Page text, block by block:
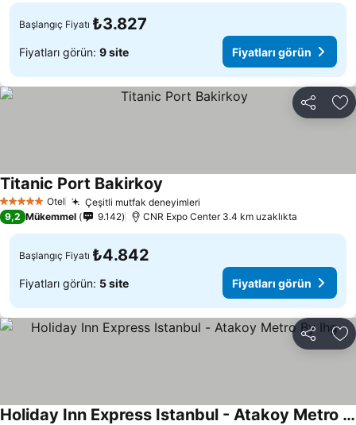
Başlangıç Fiyatı ₺3.827
Fiyatları görün: 9 site Fiyatları görün
Paylaş
5 Yıldız Otel Çeşitli mutfak deneyimleri
Titanic Port Bakirkoy
9,2 Mükemmel 9.142 CNR Expo Center 3.4 km uzaklıkta
Başlangıç Fiyatı ₺4.842
Fiyatları görün: 5 site Fiyatları görün
Paylaş
Holiday Inn Express Istanbul - Atakoy Metro By Ihg